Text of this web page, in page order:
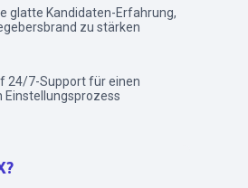
glatte Kandidaten-Erfahrung,
zu stärken
24/7-Support für einen
Einstellungsprozess